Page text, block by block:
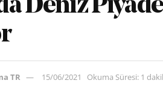
Deniz
TR 15/06/2021 Okuma Süresi: 1